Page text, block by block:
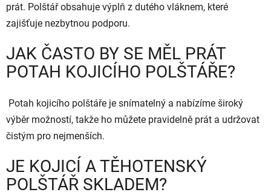
prát. Polštář obsahuje výplň z dutého vláknem, které
zajišťuje nezbytnou podporu.
JAK ČASTO BY SE MĚL PRÁT
POTAH KOJICÍHO POLŠTÁŘE?
Potah kojicího polštáře je snímatelný a nabízíme široký
výběr možností, takže ho můžete pravidelně prát a udržovat
čistým pro nejmenších.
JE KOJICÍ A TĚHOTENSKÝ
POLŠTÁŘ SKLADEM?